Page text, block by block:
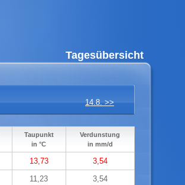
Tagesübersicht
14.8. >>
Taupunkt
in °C
Verdunstung
in mm/d
13,73
3,54
11,23
3,54